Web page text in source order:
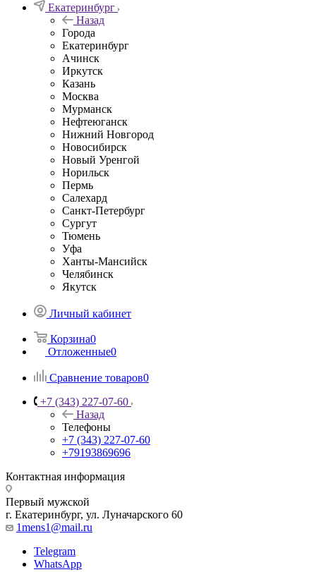
Екатеринбург
Назад
Города
Екатеринбург
Ачинск
Иркутск
Казань
Москва
Мурманск
Нефтеюганск
Нижний Новгород
Новосибирск
Новый Уренгой
Норильск
Пермь
Салехард
Санкт-Петербург
Сургут
Тюмень
Уфа
Ханты-Мансийск
Челябинск
Якутск
Личный кабинет
Корзина0
Отложенные0
Сравнение товаров0
+7 (343) 227-07-60
Назад
Телефоны
+7 (343) 227-07-60
+79193869696
Контактная информация
Первый мужской
г. Екатеринбург, ул. Луначарского 60
1mens1@mail.ru
Telegram
WhatsApp